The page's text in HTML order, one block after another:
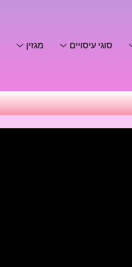
סוגי עיסויים מגזין